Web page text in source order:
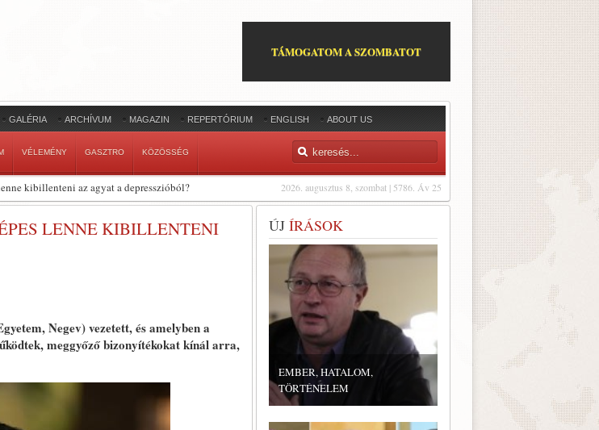
TÁMOGATOM A SZOMBATOT
GALÉRIA ARCHÍVUM MAGAZIN REPERTÓRIUM ENGLISH ABOUT US
VÉLEMÉNY GASZTRO KÖZÖSSÉG
2026. augusztus 8, szombat | 5786. Áv 25
kibillenteni az agyat a depresszióból?
LENNE KIBILLENTENI
Negev) vezetett, és amelyben a
meggyőző bizonyítékokat kínál arra,
ÚJ ÍRÁSOK
EMBER, HATALOM,
TÖRTÉNELEM